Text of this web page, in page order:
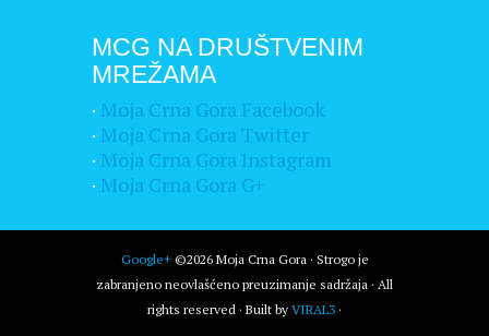
MCG NA DRUŠTVENIM
MREŽAMA
· Moja Crna Gora Facebook
· Moja Crna Gora Twitter
· Moja Crna Gora Instagram
· Moja Crna Gora G+
Google+©2026 Moja Crna Gora · Strogo je
zabranjeno neovlašćeno preuzimanje sadržaja · All
rights reserved · Built by VIRAL3 ·